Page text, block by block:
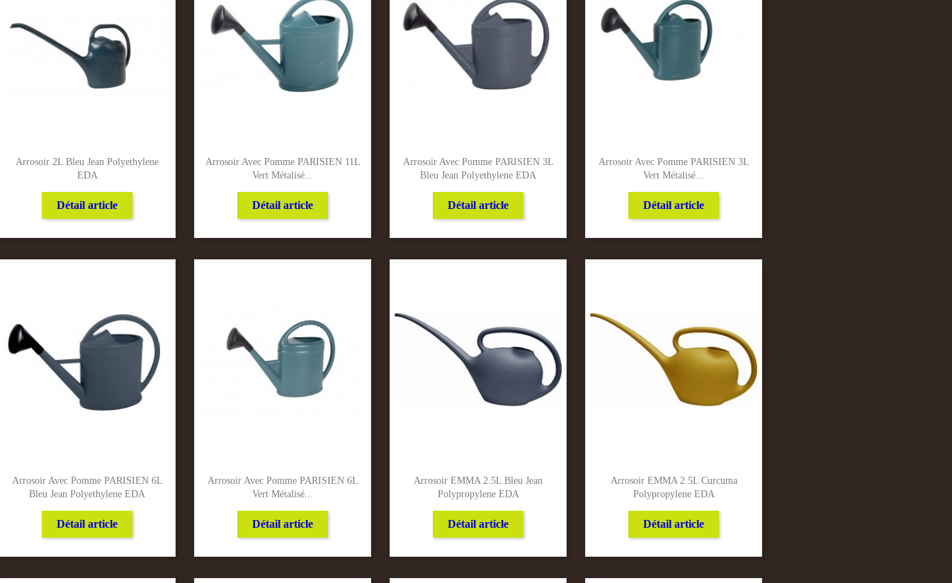
Arrosoir 2L Bleu Jean Polyethylene
EDA
Détail article
Arrosoir Avec Pomme PARISIEN 11L
Vert Métalisé...
Détail article
Arrosoir Avec Pomme PARISIEN 3L
Bleu Jean Polyethylene EDA
Détail article
Arrosoir Avec Pomme PARISIEN 3L
Vert Métalisé...
Détail article
Arrosoir Avec Pomme PARISIEN 6L
Bleu Jean Polyethylene EDA
Détail article
Arrosoir Avec Pomme PARISIEN 6L
Vert Métalisé...
Détail article
Arrosoir EMMA 2.5L Bleu Jean
Polypropylene EDA
Détail article
Arrosoir EMMA 2.5L Curcuma
Polypropylene EDA
Détail article